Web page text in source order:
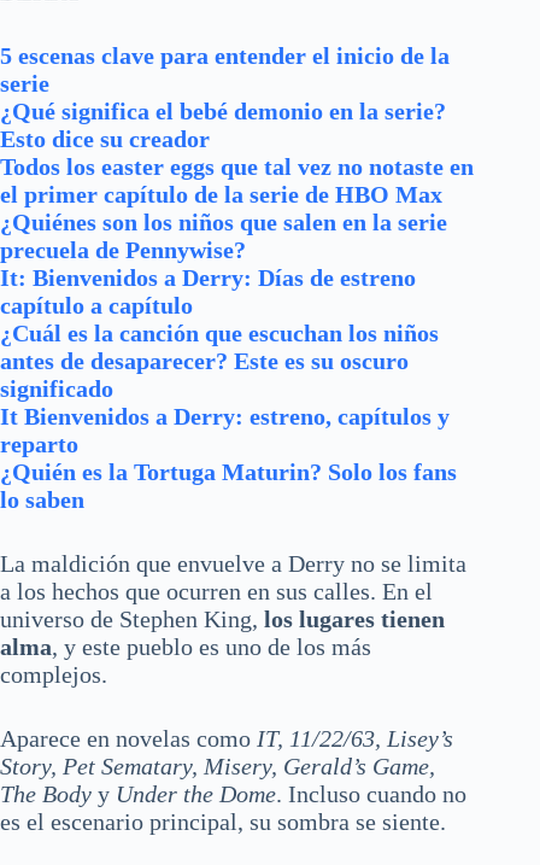
5 escenas clave para entender el inicio de la
serie
¿Qué significa el bebé demonio en la serie?
Esto dice su creador
Todos los easter eggs que tal vez no notaste en
el primer capítulo de la serie de HBO Max
¿Quiénes son los niños que salen en la serie
precuela de Pennywise?
It: Bienvenidos a Derry: Días de estreno
capítulo a capítulo
¿Cuál es la canción que escuchan los niños
antes de desaparecer? Este es su oscuro
significado
It Bienvenidos a Derry: estreno, capítulos y
reparto
¿Quién es la Tortuga Maturin? Solo los fans
lo saben
La maldición que envuelve a Derry no se limita
a los hechos que ocurren en sus calles. En el
universo de Stephen King, los lugares tienen
alma, y este pueblo es uno de los más
complejos.
Aparece en novelas como IT, 11/22/63, Lisey’s
Story, Pet Sematary, Misery, Gerald’s Game,
The Body y Under the Dome. Incluso cuando no
es el escenario principal, su sombra se siente.